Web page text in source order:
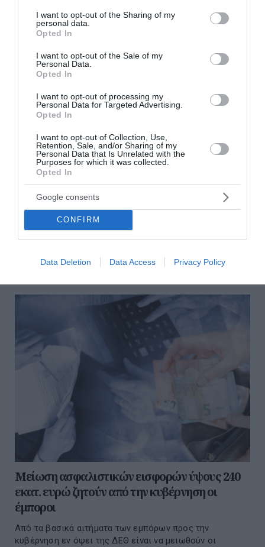
not limited to your visit or usage behaviour. You may click to
grant or deny consent to Google and its third-party tags to
use your data for below specified purposes in below Google
consent section.
I want to opt-out of the Sharing of my
personal data.
Opted In
I want to opt-out of the Sale of my
Personal Data.
Opted In
I want to opt-out of processing my
Personal Data for Targeted Advertising.
Opted In
I want to opt-out of Collection, Use,
Retention, Sale, and/or Sharing of my
Personal Data that Is Unrelated with the
Purposes for which it was collected.
Opted In
Google consents
CONFIRM
Data Deletion Data Access Privacy Policy
Άνοιξε η πλατφόρμα myBusinessSupport για
τον πρώτο κύκλο του ειδικού σχήματος
στήριξης των επιχειρήσεων της Σαμοθράκης
Με στόχο τη συνεχή και ουσιαστική στήριξη των
τοπικών κοινωνιών και οικονομιών που επλήγησαν από
τις καταστροφικές πυρκαγιές του καλοκαιριού του 2023
06 Αυγούστου 2026
Μείωση ασφαλιστικών εισφορών ύψους 240
εκατ. ευρώ ζητούν από την κυβέρνηση οι
έμποροι
Από τα βασικά αιτήματα των εμπόρων προς την
κυβέρνηση εν όψει της ΔΕΘ είναι να μειωθούν οι